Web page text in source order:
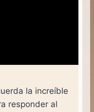
la increíble
responder al